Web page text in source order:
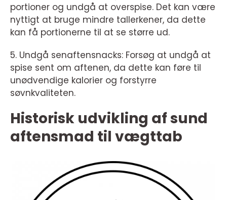
portioner og undgå at overspise. Det kan være
nyttigt at bruge mindre tallerkener, da dette
kan få portionerne til at se større ud.
5. Undgå senaftensnacks: Forsøg at undgå at
spise sent om aftenen, da dette kan føre til
unødvendige kalorier og forstyrre
søvnkvaliteten.
Historisk udvikling af sund
aftensmad til vægttab